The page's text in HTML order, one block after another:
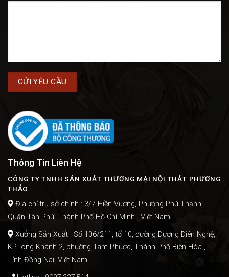
Thông Tin Liên Hệ
CÔNG TY TNHH SẢN XUẤT THƯƠNG MẠI NỘI THẤT PHƯƠNG
THẢO
Địa chỉ trụ sở chính : 3/7 Hiền Vương, Phường Phú Thạnh,
Quận Tân Phú, Thành Phố Hồ Chí Minh , Việt Nam
Xưởng Sản Xuất : Số 106/211, tổ 10, đường Dương Diên Nghệ,
KP.Long Khánh 2, phường Tam Phước, Thành Phố Biên Hòa ,
Tỉnh Đồng Nai, Việt Nam